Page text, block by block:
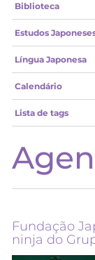
Biblioteca
Estudos
Língua Japonesa
Calendário
Lista de tags
Fundação
ninja do